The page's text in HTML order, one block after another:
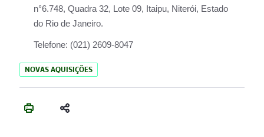
n°6.748, Quadra 32, Lote 09, Itaipu, Niterói, Estado
do Rio de Janeiro.
Telefone: (021) 2609-8047
NOVAS AQUISIÇÕES